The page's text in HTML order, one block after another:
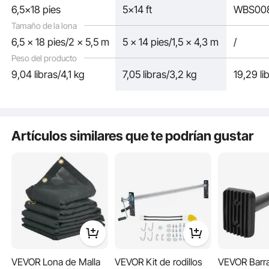
delantero de nuestra lona de malla para camión volquete está listo para su rollo,
y el bolsillo trasero está simplemente colgando, esperando su cuerda.
Tamaño de la lona
Peso del producto
6,5x18 pies 5x14 ft
6,5 x 18 pies/2 x 5,5 m 5 x 14 pies/1,5 x 4,3 m /
9,04 libras/4,1 kg 7,05 libras/3,2 kg 19,29
Artículos similares que te podrían gustar
VEVOR Lona de Malla
VEVOR Kit de rodillos
VEVOR